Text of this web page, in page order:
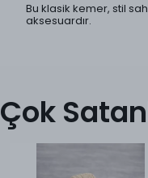
Bu klasik kemer, stil
aksesuardır.
Çok